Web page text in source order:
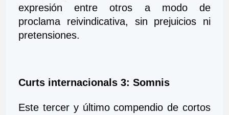
expresión entre otros a modo de
proclama reivindicativa, sin prejuicios ni
pretensiones.
Curts internacionals 3: Somnis
Este tercer y último compendio de cortos